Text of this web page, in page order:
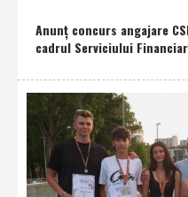
Anunţ concurs angajare
cadrul Serviciului